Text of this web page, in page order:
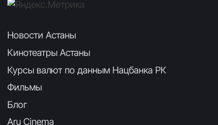
Новости Астаны
Кинотеатры Астаны
Курсы валют по данным Нацбанка РК
Фильмы
Блог
Aru Cinema